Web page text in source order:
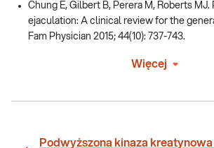
Chung E, Gilbert B, Perera M, Roberts MJ.
ejaculation: A clinical review for the
Fam Physician 2015; 44(10): 737-743.
Więcej
Podwyższona kinaza kreatynowa